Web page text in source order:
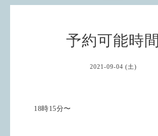
予約可能時間
2021-09-04 (土)
18時15分〜